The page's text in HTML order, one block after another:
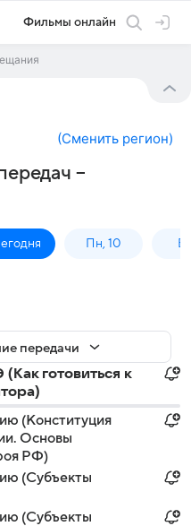
Фильмы онлайн
(Сменить регион)
–
Пн, 10
передачи
(Как готовиться к
(Конституция
Основы
РФ)
(Субъекты
(Субъекты